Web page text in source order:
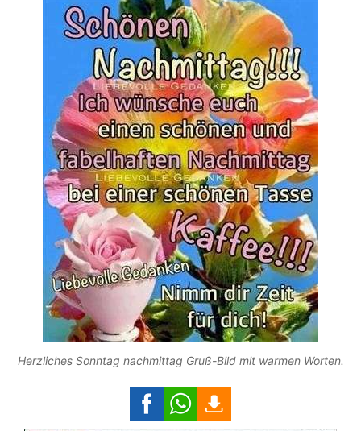
Herzliches Sonntag nachmittag Gruß-Bild mit warmen Worten.